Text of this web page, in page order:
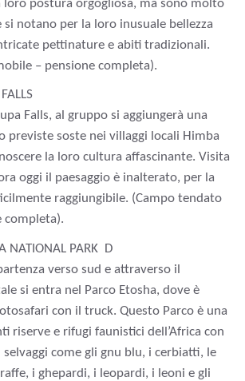
loro postura orgogliosa, ma sono molto
si notano per la loro inusuale bellezza
pettinature e abiti tradizionali.
– pensione completa).
Falls, al gruppo si aggiungerà una
previste soste nei villaggi locali Himba
la loro cultura affascinante. Visita
oggi il paesaggio è inalterato, per la
raggiungibile. (Campo tendato
completa).
NATIONAL PARK
D
verso sud e attraverso il
si entra nel Parco Etosha, dove è
con il truck. Questo Parco è una
riserve e rifugi faunistici dell’Africa con
come gli gnu blu, i cerbiatti, le
i ghepardi, i leopardi, i leoni e gli